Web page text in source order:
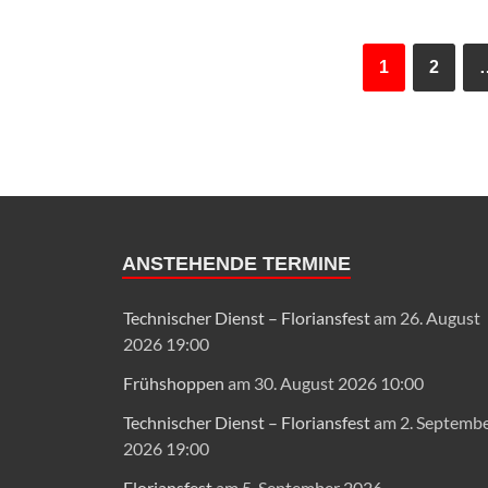
1 2
ANSTEHENDE TERMINE
Technischer Dienst – Floriansfestam 26. August
2026 19:00
Frühshoppen am 30. August 2026 10:00
Technischer Dienst – Floriansfestam 2.
2026 19:00